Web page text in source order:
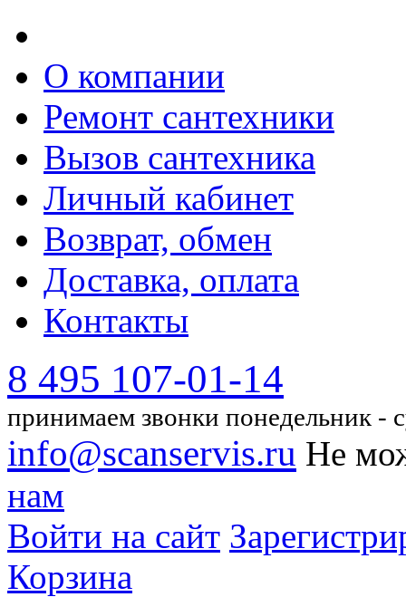
О компании
Ремонт сантехники
Вызов сантехника
Личный кабинет
Возврат, обмен
Доставка, оплата
Контакты
8 495 107-01-14
принимаем звонки понедельник -
info@scanservis.ru Не
нам
Войти на сайт
Корзина